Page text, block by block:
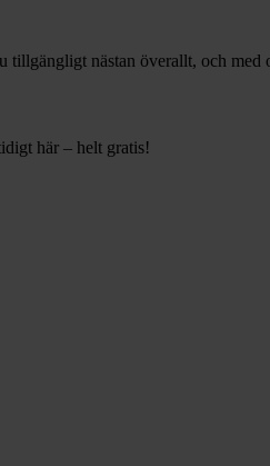
nästan överallt, och med
här – helt gratis!